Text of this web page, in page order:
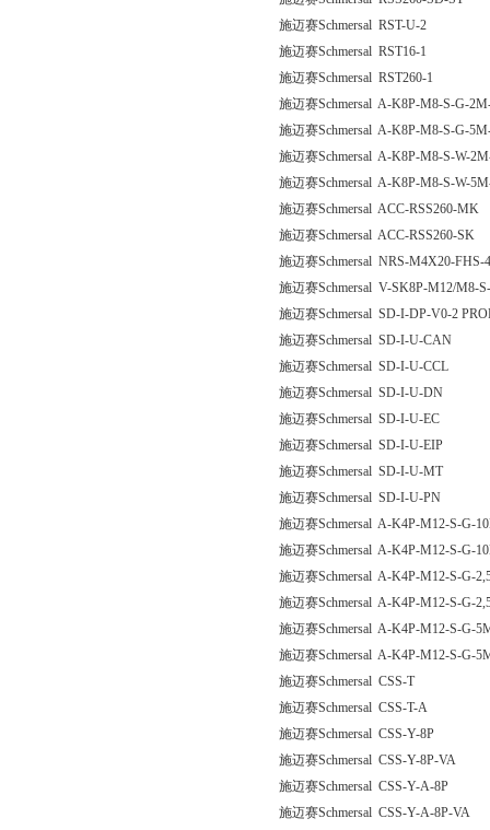
施迈赛Schmersal RST-U-2
施迈赛Schmersal RST16-1
施迈赛Schmersal RST260-1
施迈赛Schmersal A-K8P-M8-S-G-
施迈赛Schmersal A-K8P-M8-S-G-
施迈赛Schmersal A-K8P-M8-S-W-
施迈赛Schmersal A-K8P-M8-S-W-
施迈赛Schmersal ACC-RSS260-MK
施迈赛Schmersal ACC-RSS260-SK
施迈赛Schmersal NRS-M4X20-FHS-
施迈赛Schmersal V-SK8P-M12/M8-
施迈赛Schmersal SD-I-DP-V0-2
施迈赛Schmersal SD-I-U-CAN
施迈赛Schmersal SD-I-U-CCL
施迈赛Schmersal SD-I-U-DN
施迈赛Schmersal SD-I-U-EC
施迈赛Schmersal SD-I-U-EIP
施迈赛Schmersal SD-I-U-MT
施迈赛Schmersal SD-I-U-PN
施迈赛Schmersal A-K4P-M12-S-G-
施迈赛Schmersal A-K4P-M12-S-G-
施迈赛Schmersal A-K4P-M12-S-G-
施迈赛Schmersal A-K4P-M12-S-G-
施迈赛Schmersal A-K4P-M12-S-G-
施迈赛Schmersal A-K4P-M12-S-G-
施迈赛Schmersal CSS-T
施迈赛Schmersal CSS-T-A
施迈赛Schmersal CSS-Y-8P
施迈赛Schmersal CSS-Y-8P-VA
施迈赛Schmersal CSS-Y-A-8P
施迈赛Schmersal CSS-Y-A-8P-VA